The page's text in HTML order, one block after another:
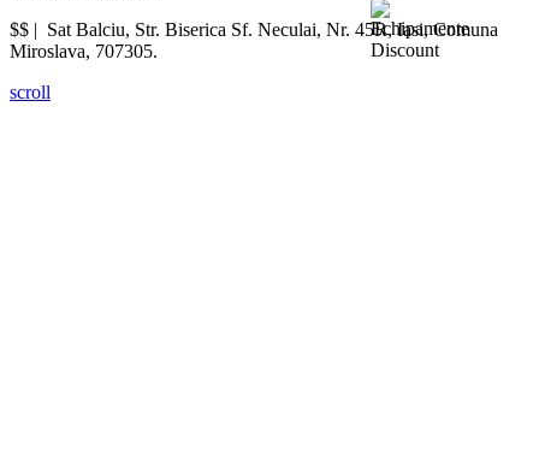
$$ | Sat Balciu, Str. Biserica Sf. Neculai, Nr. 45R,Iasi,Comuna
Miroslava, 707305.
scroll